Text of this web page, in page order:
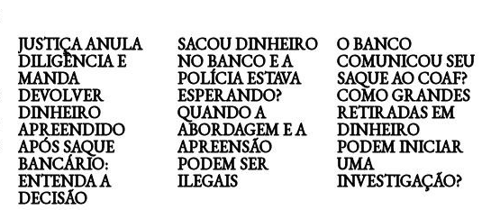
JUSTIÇA ANULA
DILIGÊNCIA E
MANDA
DEVOLVER
DINHEIRO
APREENDIDO
APÓS SAQUE
BANCÁRIO:
ENTENDA A
DECISÃO
SACOU DINHEIRO
NO BANCO E A
POLÍCIA ESTAVA
ESPERANDO?
QUANDO A
ABORDAGEM E A
APREENSÃO
PODEM SER
ILEGAIS
O BANCO
COMUNICOU SEU
SAQUE AO COAF?
COMO GRANDES
RETIRADAS EM
DINHEIRO
PODEM INICIAR
UMA
INVESTIGAÇÃO?